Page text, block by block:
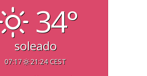
34°
soleado
07:17 21:24 CEST